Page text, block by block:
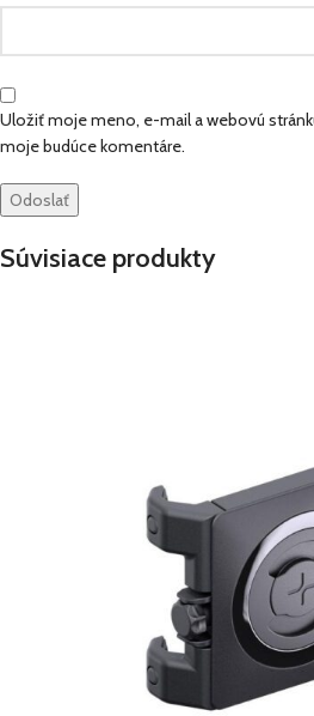
Uložiť moje meno, e-mail a webovú
moje budúce komentáre.
Súvisiace produkty